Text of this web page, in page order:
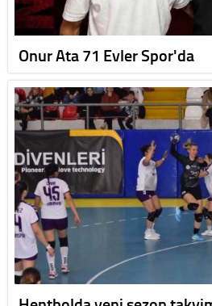
Onur Ata 71 Evler Spor'da